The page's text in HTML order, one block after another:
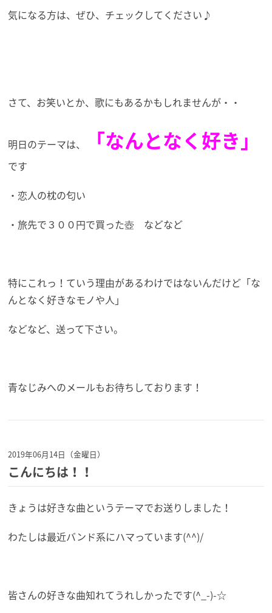
気になる方は、ぜひ、チェックしてください♪
さて、お笑いとか、歌にもあるかもしれませんが・・
明日のテーマは、 「なんとなく好き」
です
・恋人の枕の匂い
・旅先で３００円で買った壺 などなど
特にこれっ！ていう理由があるわけではないんだけど「な
んとなく好きなモノや人」
などなど、送って下さい。
青なじみへのメールもお待ちしております！
2019年06月14日（金曜日）
こんにちは！！
きょうは好きな曲というテーマでお送りしました！
わたしは最近バンド系にハマっています(^^)/
皆さんの好きな曲知れてうれしかったです(^_-)-☆